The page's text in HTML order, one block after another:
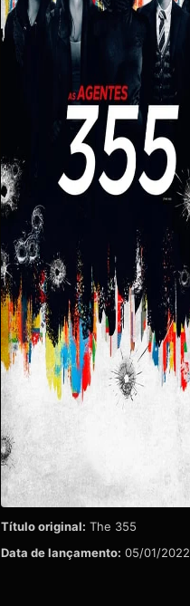
Título original: The 355
Data de lançamento: 05/01/2022